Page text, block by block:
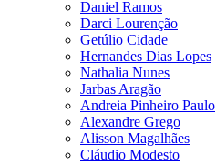
Daniel Ramos
Darci Lourenção
Getúlio Cidade
Hernandes Dias Lopes
Nathalia Nunes
Jarbas Aragão
Andreia Pinheiro Paulo
Alexandre Grego
Alisson Magalhães
Cláudio Modesto